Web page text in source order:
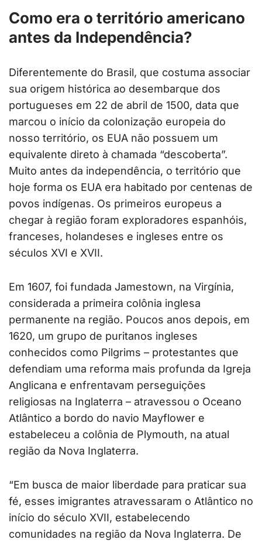
Como era o território americano
antes da Independência?
Diferentemente do Brasil, que costuma associar
sua origem histórica ao desembarque dos
portugueses em 22 de abril de 1500, data que
marcou o início da colonização europeia do
nosso território, os EUA não possuem um
equivalente direto à chamada “descoberta”.
Muito antes da independência, o território que
hoje forma os EUA era habitado por centenas de
povos indígenas. Os primeiros europeus a
chegar à região foram exploradores espanhóis,
franceses, holandeses e ingleses entre os
séculos XVI e XVII.
Em 1607, foi fundada Jamestown, na Virgínia,
considerada a primeira colônia inglesa
permanente na região. Poucos anos depois, em
1620, um grupo de puritanos ingleses
conhecidos como Pilgrims – protestantes que
defendiam uma reforma mais profunda da Igreja
Anglicana e enfrentavam perseguições
religiosas na Inglaterra – atravessou o Oceano
Atlântico a bordo do navio Mayflower e
estabeleceu a colônia de Plymouth, na atual
região da Nova Inglaterra.
“Em busca de maior liberdade para praticar sua
fé, esses imigrantes atravessaram o Atlântico no
início do século XVII, estabelecendo
comunidades na região da Nova Inglaterra. De